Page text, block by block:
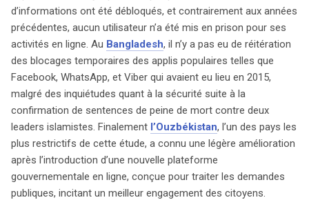
d’informations ont été débloqués, et contrairement aux années
précédentes, aucun utilisateur n’a été mis en prison pour ses
activités en ligne. Au Bangladesh, il n’y a pas eu de réitération
des blocages temporaires des applis populaires telles que
Facebook, WhatsApp, et Viber qui avaient eu lieu en 2015,
malgré des inquiétudes quant à la sécurité suite à la
confirmation de sentences de peine de mort contre deux
leaders islamistes. Finalement l’Ouzbékistan, l’un des pays les
plus restrictifs de cette étude, a connu une légère amélioration
après l’introduction d’une nouvelle plateforme
gouvernementale en ligne, conçue pour traiter les demandes
publiques, incitant un meilleur engagement des citoyens.